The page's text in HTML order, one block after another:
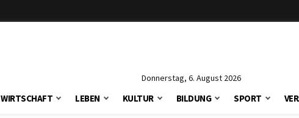
Donnerstag, 6. August 2026
WIRTSCHAFT LEBEN KULTUR BILDUNG SPORT